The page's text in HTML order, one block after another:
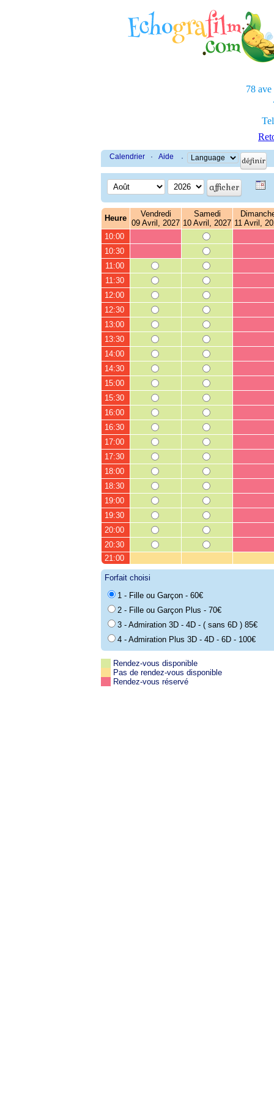
78 ave
Calendrier · Aide ·
Heure
Vendredi
09 Avril, 2027
Samedi
10 Avril, 2027 11 Avril,
10:00
10:30
11:00
11:30
12:00
12:30
13:00
13:30
14:00
14:30
15:00
15:30
16:00
16:30
17:00
17:30
18:00
18:30
19:00
19:30
20:00
20:30
21:00
Forfait choisi
1 - Fille ou Garçon - 60€
2 - Fille ou Garçon Plus - 70€
3 - Admiration 3D - 4D - ( sans 6D ) 85€
4 - Admiration Plus 3D - 4D - 6D - 100€
Rendez-vous disponible
Pas de rendez-vous disponible
Rendez-vous réservé